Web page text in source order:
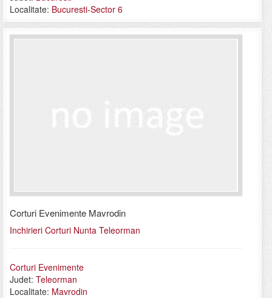
Localitate: Bucuresti-Sector 6
Corturi Evenimente Mavrodin
Inchirieri Corturi Nunta Teleorman
Corturi Evenimente
Judet: Teleorman
Localitate: Mavrodin